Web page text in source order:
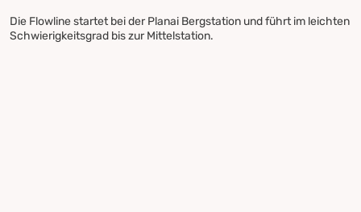
Die Flowline startet bei der Planai Bergstation und führt im leichten
Schwierigkeitsgrad bis zur Mittelstation.